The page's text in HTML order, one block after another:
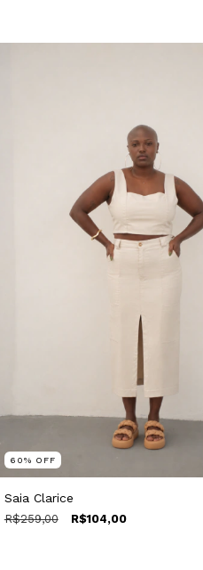
60% OFF
Saia Clarice
R$259,00 R$104,00